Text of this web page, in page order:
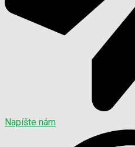
Napíšte nám